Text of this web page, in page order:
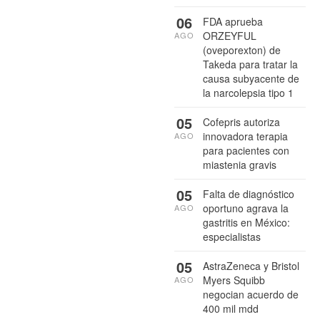
FDA aprueba
ORZEYFUL
(oveporexton) de
Takeda para tratar la
causa subyacente de
la narcolepsia tipo 1
06
AGO
Cofepris autoriza
innovadora terapia
para pacientes con
miastenia gravis
05
AGO
Falta de diagnóstico
oportuno agrava la
gastritis en México:
especialistas
05
AGO
AstraZeneca y Bristol
Myers Squibb
negocian acuerdo de
400 mil mdd
05
AGO